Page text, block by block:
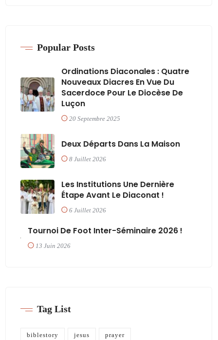
Popular Posts
Ordinations Diaconales : Quatre
Nouveaux Diacres En Vue Du
Sacerdoce Pour Le Diocèse De
Luçon
20 Septembre 2025
Deux Départs Dans La Maison
8 Juillet 2026
Les Institutions Une Dernière
Étape Avant Le Diaconat !
6 Juillet 2026
Tournoi De Foot Inter-Séminaire 2026 !
13 Juin 2026
Tag List
biblestory jesus prayer